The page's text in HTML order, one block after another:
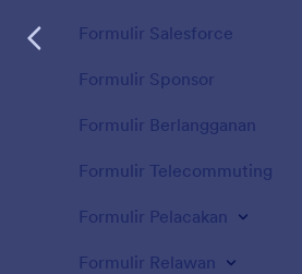
Formulir Salesforce
Formulir Sponsor
Formulir Berlangganan
Formulir Telecommuting
Formulir Pelacakan
Formulir Relawan